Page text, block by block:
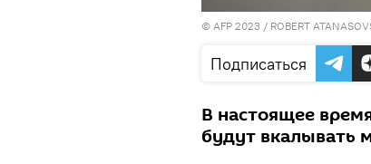
© AFP 2023 / ROBERT
Подписаться
В настоящее
будут вкалывать